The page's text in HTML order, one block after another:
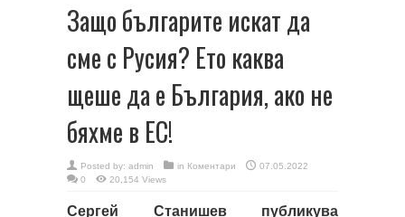
Защо българите искат да
сме с Русия? Ето каква
щеше да е България, ако не
бяхме в ЕС!
Posted by: admin in Коментари
07.05.2022
0
20,154 Views
Сергей Станишев публикува